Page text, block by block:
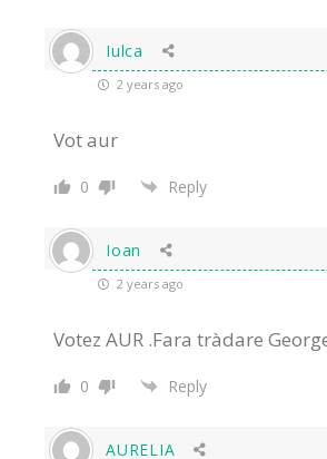
Iulca
2 years ago
Vot aur
0 Reply
Ioan
2 years ago
Votez AUR .Fara tràdare
0 Reply
AURELIA